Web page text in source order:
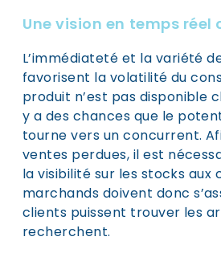
Une vision en temps réel
L’immédiateté et la variété
favorisent la volatilité du
produit n’est pas disponible
y a des chances que le
tourne vers un concurrent.
ventes perdues, il est
la visibilité sur les stocks aux
marchands doivent donc
clients puissent trouver les
recherchent.